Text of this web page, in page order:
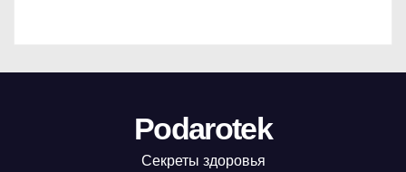
Podarotek
Секреты здоровья